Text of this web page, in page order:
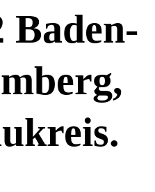
Baden-